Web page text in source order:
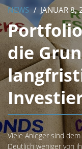
NEWS JANUAR 8,
die
Viele Anleger sind
Deutlich weniger von